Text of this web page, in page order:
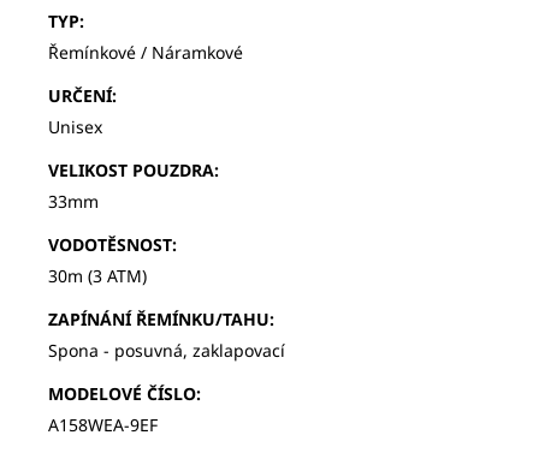
TYP:
Řemínkové / Náramkové
URČENÍ:
Unisex
VELIKOST POUZDRA:
33mm
VODOTĚSNOST:
30m (3 ATM)
ZAPÍNÁNÍ ŘEMÍNKU/TAHU:
Spona - posuvná, zaklapovací
MODELOVÉ ČÍSLO:
A158WEA-9EF